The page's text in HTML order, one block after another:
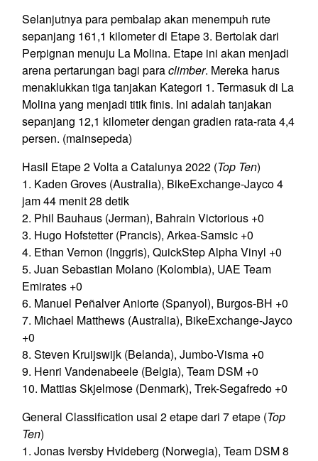
Selanjutnya para pembalap akan menempuh rute
sepanjang 161,1 kilometer di Etape 3. Bertolak dari
Perpignan menuju La Molina. Etape ini akan menjadi
arena pertarungan bagi paraclimber. Mereka harus
menaklukkan tiga tanjakan Kategori 1. Termasuk di La
Molina yang menjadi titik finis. Ini adalah tanjakan
sepanjang 12,1 kilometer dengan gradien rata-rata 4,4
persen. (mainsepeda)
Hasil Etape 2 Volta a Catalunya 2022 (Top Ten)
1. Kaden Groves (Australia), BikeExchange-Jayco 4
jam 44 menit 28 detik
2. Phil Bauhaus (Jerman), Bahrain Victorious +0
3. Hugo Hofstetter (Prancis), Arkea-Samsic +0
4. Ethan Vernon (Inggris), QuickStep Alpha Vinyl +0
5. Juan Sebastian Molano (Kolombia), UAE Team
Emirates +0
6. Manuel Peñalver Aniorte (Spanyol), Burgos-BH +0
7. Michael Matthews (Australia), BikeExchange-Jayco
+0
8. Steven Kruijswijk (Belanda), Jumbo-Visma +0
9. Henri Vandenabeele (Belgia), Team DSM +0
10. Mattias Skjelmose (Denmark), Trek-Segafredo +0
General Classification usai 2 etape dari 7 etape (Top
Ten)
1. Jonas Iversby Hvideberg (Norwegia), Team DSM 8